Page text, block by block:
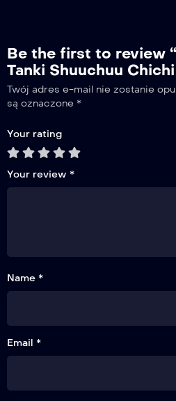
Be the first to review
Tanki Shuuchuu
Twój adres e-mail nie zostanie
są oznaczone *
Your rating
Your review *
Name *
Email *